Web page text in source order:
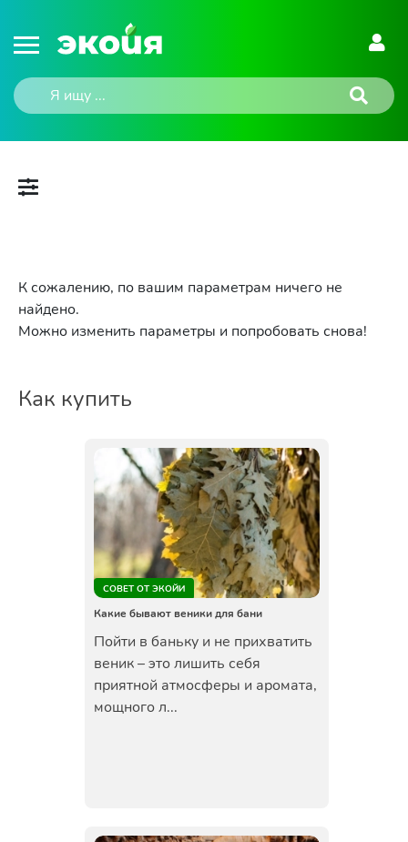
К сожалению, по вашим параметрам ничего не
найдено.
Можно изменить параметры и попробовать снова!
Как купить
СОВЕТ ОТ ЭКОЙИ
Какие бывают веники для бани
Пойти в баньку и не прихватить
веник – это лишить себя
приятной атмосферы и аромата,
мощного л...